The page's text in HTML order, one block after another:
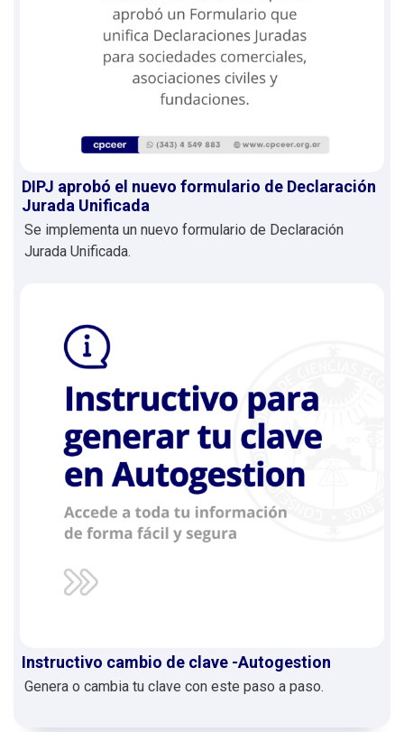
DIPJ aprobó el nuevo formulario de Declaración
Jurada Unificada
Se implementa un nuevo formulario de Declaración
Jurada Unificada.
Instructivo cambio de clave -Autogestion
Genera o cambia tu clave con este paso a paso.